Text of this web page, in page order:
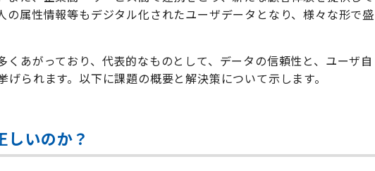
の属性情報等もデジタル化されたユーザデータとなり、様々な形で盛
あがっており、代表的なものとして、データの信頼性と、ユーザ自
られます。以下に課題の概要と解決策について示します。
いのか？